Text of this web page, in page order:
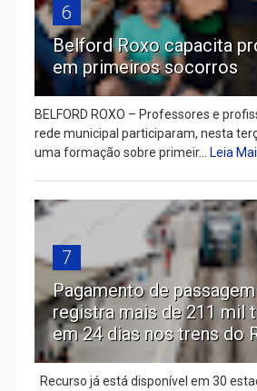
6
Belford Roxo capacita
em primeiros socorros
BELFORD ROXO – Professores e
rede municipal participaram, nesta
uma formação sobre primeir...
Leia
7
Pagamento de
registra mais de 211 mil
em 24 dias nos trens do
Recurso já está disponível em 30